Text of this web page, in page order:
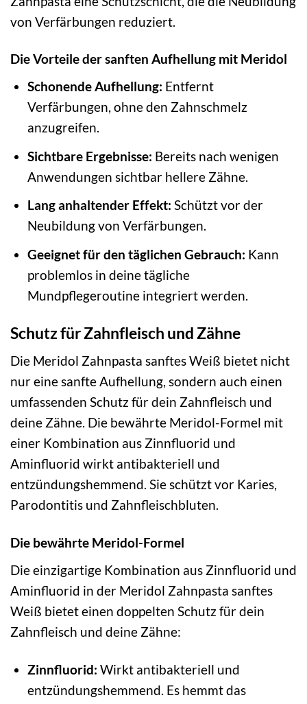
von Verfärbungen reduziert.
Die Vorteile der sanften Aufhellung mit Meridol
Schonende Aufhellung: Entfernt
Verfärbungen, ohne den Zahnschmelz
anzugreifen.
Sichtbare Ergebnisse: Bereits nach wenigen
Anwendungen sichtbar hellere Zähne.
Lang anhaltender Effekt: Schützt vor der
Neubildung von Verfärbungen.
Geeignet für den täglichen Gebrauch: Kann
problemlos in deine tägliche
Mundpflegeroutine integriert werden.
Schutz für Zahnfleisch und Zähne
Die Meridol Zahnpasta sanftes Weiß bietet nicht
nur eine sanfte Aufhellung, sondern auch einen
umfassenden Schutz für dein Zahnfleisch und
deine Zähne. Die bewährte Meridol-Formel mit
einer Kombination aus Zinnfluorid und
Aminfluorid wirkt antibakteriell und
entzündungshemmend. Sie schützt vor Karies,
Parodontitis und Zahnfleischbluten.
Die bewährte Meridol-Formel
Die einzigartige Kombination aus Zinnfluorid und
Aminfluorid in der Meridol Zahnpasta sanftes
Weiß bietet einen doppelten Schutz für dein
Zahnfleisch und deine Zähne:
Zinnfluorid: Wirkt antibakteriell und
entzündungshemmend. Es hemmt das